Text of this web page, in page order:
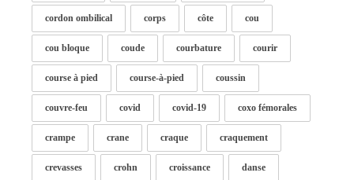
cordon ombilical corps côte cou
cou bloque coude courbature courir
course à pied course-à-pied coussin
couvre-feu covid covid-19 coxo fémorales
crampe crane craque craquement
crevasses crohn croissance danse